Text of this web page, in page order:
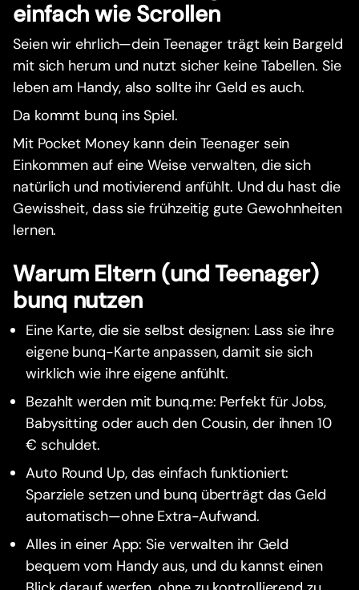
einfach wie Scrollen
Seien wir ehrlich—dein Teenager trägt kein Bargeld
mit sich herum und nutzt sicher keine Tabellen. Sie
leben am Handy, also sollte ihr Geld es auch.
Da kommt bunq ins Spiel.
Mit Pocket Money kann dein Teenager sein
Einkommen auf eine Weise verwalten, die sich
natürlich und motivierend anfühlt. Und du hast die
Gewissheit, dass sie frühzeitig gute Gewohnheiten
lernen.
Warum Eltern (und Teenager)
bunq nutzen
Eine Karte, die sie selbst designen: Lass sie ihre
eigene bunq-Karte anpassen, damit sie sich
wirklich wie ihre eigene anfühlt.
Bezahlt werden mit bunq.me: Perfekt für Jobs,
Babysitting oder auch den Cousin, der ihnen 10
€ schuldet.
Auto Round Up, das einfach funktioniert:
Sparziele setzen und bunq überträgt das Geld
automatisch—ohne Extra-Aufwand.
Alles in einer App: Sie verwalten ihr Geld
bequem vom Handy aus, und du kannst einen